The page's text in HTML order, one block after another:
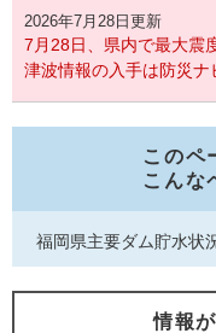
2026年7月28日更新
7月28日、県内で最大震
津波情報の入手は防災ナ
このペ
こんな
福岡県主要ダム貯水状
情報